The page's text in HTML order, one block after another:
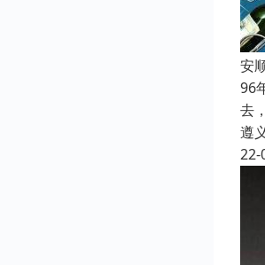
安
96
去
遵
22-